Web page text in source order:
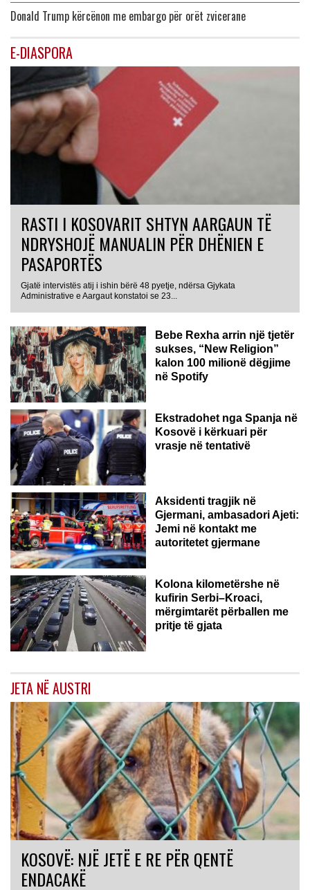
Donald Trump kërcënon me embargo për orët zvicerane
E-DIASPORA
RASTI I KOSOVARIT SHTYN AARGAUN TË
NDRYSHOJË MANUALIN PËR DHËNIEN E
PASAPORTËS
Gjatë intervistës atij i ishin bërë 48 pyetje, ndërsa Gjykata
Administrative e Aargaut konstatoi se 23...
Bebe Rexha arrin një tjetër
sukses, “New Religion”
kalon 100 milionë dëgjime
në Spotify
Ekstradohet nga Spanja në
Kosovë i kërkuari për
vrasje në tentativë
GJERMANI
Aksidenti tragjik në
Gjermani, ambasadori Ajeti:
Jemi në kontakt me
autoritetet gjermane
Kolona kilometërshe në
kufirin Serbi–Kroaci,
mërgimtarët përballen me
pritje të gjata
JETA NË AUSTRI
KOSOVË: NJË JETË E RE PËR QENTË
ENDACAKË